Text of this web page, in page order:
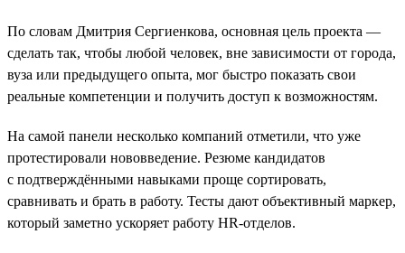
По словам Дмитрия Сергиенкова, основная цель проекта —
сделать так, чтобы любой человек, вне зависимости от города,
вуза или предыдущего опыта, мог быстро показать свои
реальные компетенции и получить доступ к возможностям.
На самой панели несколько компаний отметили, что уже
протестировали нововведение. Резюме кандидатов
с подтверждёнными навыками проще сортировать,
сравнивать и брать в работу. Тесты дают объективный маркер,
который заметно ускоряет работу HR-отделов.